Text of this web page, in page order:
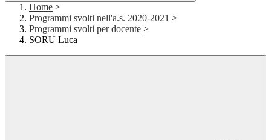
Home >
Programmi svolti nell'a.s. 2020-2021 >
Programmi svolti per docente >
SORU Luca